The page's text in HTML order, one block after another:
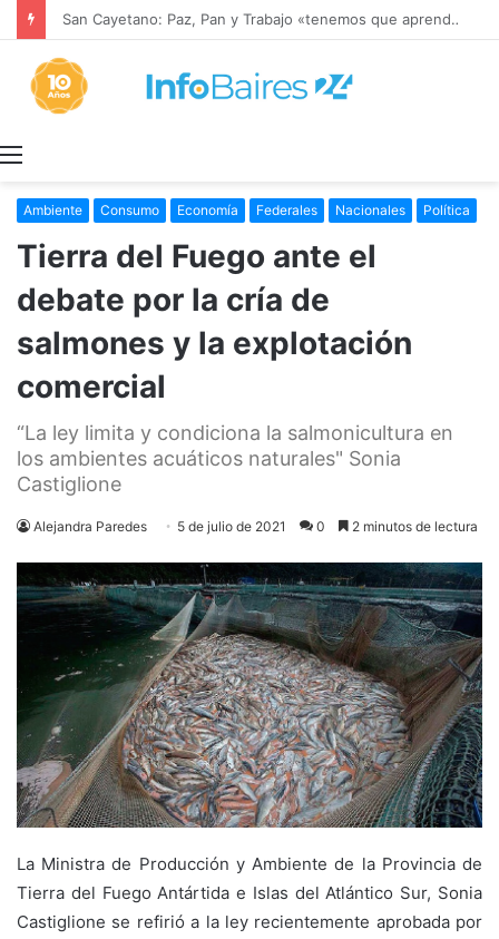
San Cayetano: Paz, Pan y Trabajo «tenemos que aprender a dialogar y a tratarnos bien» Mons. García Cuerva
Ambiente Consumo Economía Federales Nacionales Política
Tierra del Fuego ante el
debate por la cría de
salmones y la explotación
comercial
“La ley limita y condiciona la salmonicultura en
los ambientes acuáticos naturales" Sonia
Castiglione
Alejandra Paredes 5 de julio de 2021 0 2 minutos de lectura
La Ministra de Producción y Ambiente de la Provincia de
Tierra del Fuego Antártida e Islas del Atlántico Sur, Sonia
Castiglione se refirió a la ley recientemente aprobada por